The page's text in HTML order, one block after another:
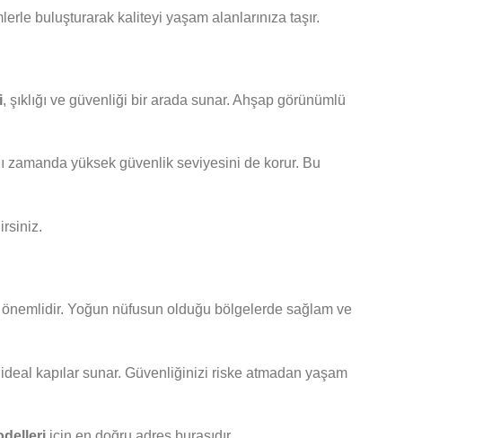
buluşturarak kaliteyi yaşam alanlarınıza taşır.
, şıklığı ve güvenliği bir arada sunar. Ahşap görünümlü
zamanda yüksek güvenlik seviyesini de korur. Bu
Yoğun nüfusun olduğu bölgelerde sağlam ve
kapılar sunar. Güvenliğinizi riske atmadan yaşam